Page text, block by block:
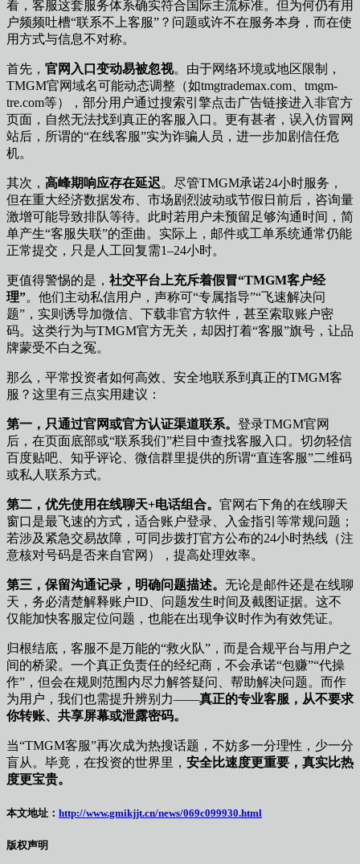
看，客服这套服务体系确实符合国际主流标准。但为何仍有用
户频频吐槽“联系不上客服”？问题或许不在服务本身，而在使
用方式与信息不对称。
首先， 官网入口变动易被忽视。由于网络环境或地区限制，
TMGM官网域名可能动态调整（如tmgtrademax.com、tmgm-
tre.com等），部分用户通过搜索引擎点击广告链接进入非官方
页面，自然无法找到真正的客服入口。更有甚者，误入仿冒网
站后，所谓的“在线客服”实为诈骗人员，进一步加剧信任危
机。
其次， 高峰期响应存在延迟。尽管TMGM承诺24小时服务，
但在重大经济数据发布、市场剧烈波动或节假日前后，咨询量
激增可能导致排队等待。此时若用户未预留足够沟通时间，简
单产生“客服失联”的歪曲。实际上，邮件或工单系统通常仍能
正常提交，只是人工回复需1–24小时。
更值得警惕的是， 社交平台上充斥着假冒“TMGM客户经
理”。他们主动私信用户，声称可“专属指导”“飞速解决问
题”，实则诱导加微信、下载非官方软件，甚至索取账户密
码。这类行为与TMGM官方无关，却因打着“客服”旗号，让品
牌蒙受不白之冤。
那么，平常投资者如何高效、安全地联系到真正的TMGM客
服？这里有三点实用建议：
第一，只通过官网或官方认证渠道联系。 登录TMGM官网
后，在页面底部或“联系我们”栏目中查找客服入口。切勿轻信
百度贴吧、知乎评论、微信群里提供的所谓“直连客服”二维码
或私人联系方式。
第二，优先使用在线聊天+电话组合。 官网右下角的在线聊天
窗口是最飞速的方式，适合账户登录、入金指引等常规问题；
若涉及紧急交易故障，可同步拨打官方公布的24小时热线（注
意核对号码是否来自官网），提高处理效率。
第三，保留沟通记录，明确问题描述。 无论是邮件还是在线聊
天，务必清楚解释账户ID、问题发生时间及截图证据。这不
仅能加快客服定位问题，也能在出现争议时作为有效凭证。
归根结底，客服不是万能的“救火队”，而是合规平台与用户之
间的桥梁。一个真正负责任的经纪商，不会承诺“包赚”“代操
作”，但会在规则范围内尽力解答疑问、帮助解决问题。而作
为用户，我们也需提升辨别力——真正的专业客服，从不要求
你转账、共享屏幕或泄露密码。
当“TMGM客服”再次成为热搜话题，不妨多一分理性，少一分
盲从。毕竟，在投资的世界里， 安全比速度更重要，真实比热
度更宝贵。
本文地址： http://www.gmikjjt.cn/news/069c099930.html
版权声明